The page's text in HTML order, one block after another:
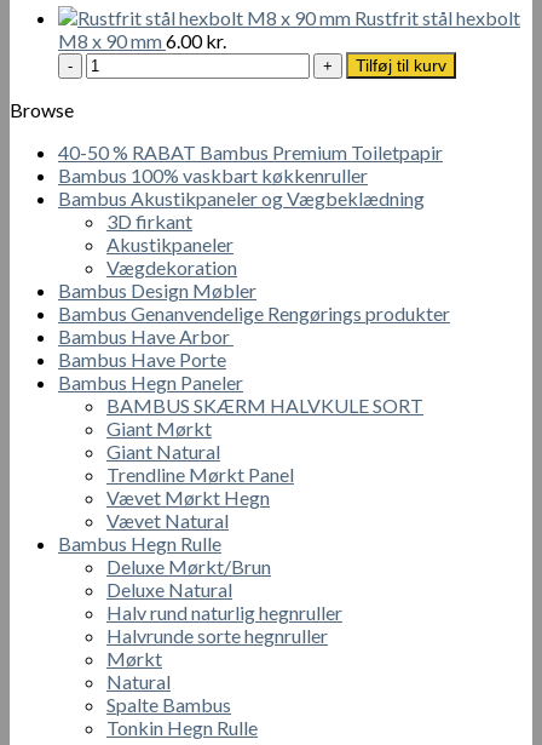
Rustfrit stål hexbolt
M8 x 90 mm6.00kr.
Rustfrit
stål
x
90
mm
antal
Tilføj til kurv
Browse
40-50 % RABAT Bambus Premium Toiletpapir
Bambus 100% vaskbart køkkenruller
Bambus Akustikpaneler og Vægbeklædning
3D firkant
Akustikpaneler
Vægdekoration
Bambus Design Møbler
Bambus Genanvendelige Rengørings produkter
Bambus Have Arbor
Bambus Have Porte
Bambus Hegn Paneler
BAMBUS SKÆRM HALVKULE SORT
Giant Mørkt
Giant Natural
Trendline Mørkt Panel
Vævet Mørkt Hegn
Vævet Natural
Bambus Hegn Rulle
Deluxe Mørkt/Brun
Deluxe Natural
Halv rund naturlig hegnruller
Halvrunde sorte hegnruller
Mørkt
Natural
Spalte Bambus
Tonkin Hegn Rulle